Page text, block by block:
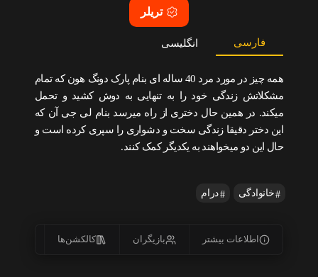
تریلر
فارسی انگلیسی
همه چیز در مورد مرد 40 ساله ای بنام پارک دونگ هون که تمام
مشکلاتش زندگی خود را به تنهایی به دوش کشید و تحمل
میکند. در همین حال دختری از راه میرسد بنام لی جی آن که
این دختر دقیقا زندگی سخت و دشواری را سپری کرده است و
حال این دو میخواهند به یکدیگر کمک کنند.
خانوادگی درام
اطلاعات بیشتر بازیگران کالکشن‌ها